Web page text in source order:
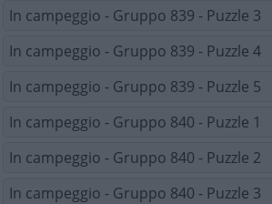
In campeggio - Gruppo 839 - Puzzle 3
In campeggio - Gruppo 839 - Puzzle 4
In campeggio - Gruppo 839 - Puzzle 5
In campeggio - Gruppo 840 - Puzzle 1
In campeggio - Gruppo 840 - Puzzle 2
In campeggio - Gruppo 840 - Puzzle 3